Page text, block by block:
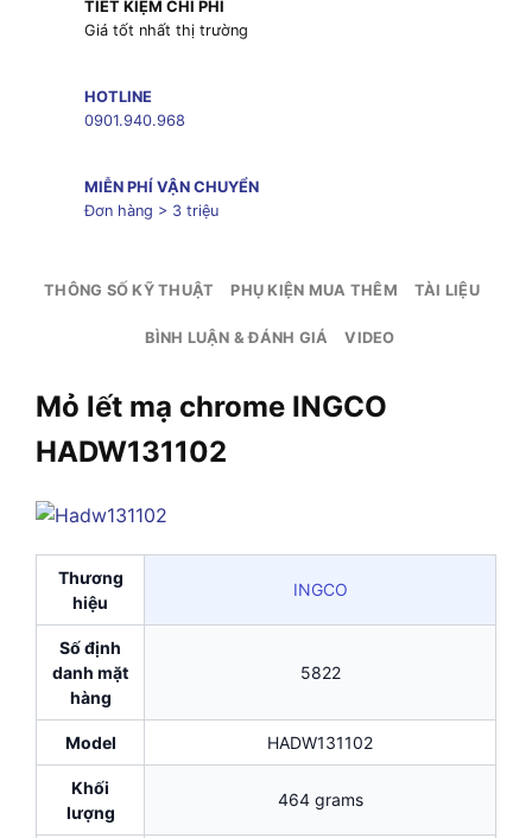
TIẾT KIỆM CHI PHÍ
Giá tốt nhất thị trường
HOTLINE
0901.940.968
MIỄN PHÍ VẬN CHUYỂN
Đơn hàng > 3 triệu
THÔNG SỐ KỸ THUẬT PHỤ KIỆN MUA THÊM TÀI LIỆU
BÌNH LUẬN & ĐÁNH GIÁ VIDEO
Mỏ lết mạ chrome INGCO
HADW131102
Thương
hiệu
INGCO
Số định
danh mặt
hàng
5822
Model HADW131102
Khối
lượng
464 grams